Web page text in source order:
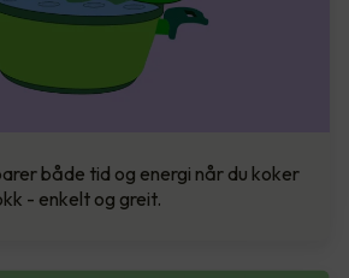
både tid og energi når du koker
- enkelt og greit.